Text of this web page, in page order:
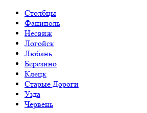
Столбцы
Фаниполь
Несвиж
Логойск
Любань
Березино
Клецк
Старые Дороги
Узда
Червень